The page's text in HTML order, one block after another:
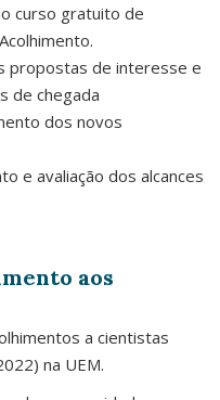
curso gratuito de
propostas de interesse e
de chegada
dos novos
e avaliação dos alcances
aos
a cientistas
na UEM.